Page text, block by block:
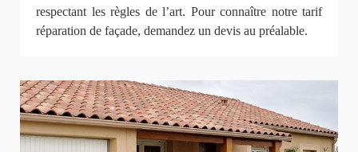
respectant les règles de l’art. Pour connaître notre tarif
réparation de façade, demandez un devis au préalable.